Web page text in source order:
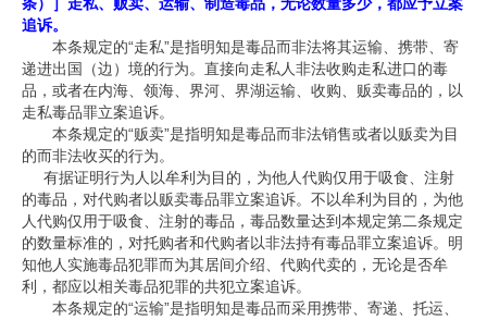
追诉。
本条规定的“走私”是指明知是毒品而非法将其运输、携带、寄
递进出国（边）境的行为。直接向走私人非法收购走私进口的毒
品，或者在内海、领海、界河、界湖运输、收购、贩卖毒品的，以
走私毒品罪立案追诉。
本条规定的“贩卖”是指明知是毒品而非法销售或者以贩卖为目
的而非法收买的行为。
有据证明行为人以牟利为目的，为他人代购仅用于吸食、注射
的毒品，对代购者以贩卖毒品罪立案追诉。不以牟利为目的，为他
人代购仅用于吸食、注射的毒品，毒品数量达到本规定第二条规定
的数量标准的，对托购者和代购者以非法持有毒品罪立案追诉。明
知他人实施毒品犯罪而为其居间介绍、代购代卖的，无论是否牟
利，都应以相关毒品犯罪的共犯立案追诉。
本条规定的“运输”是指明知是毒品而采用携带、寄递、托运、